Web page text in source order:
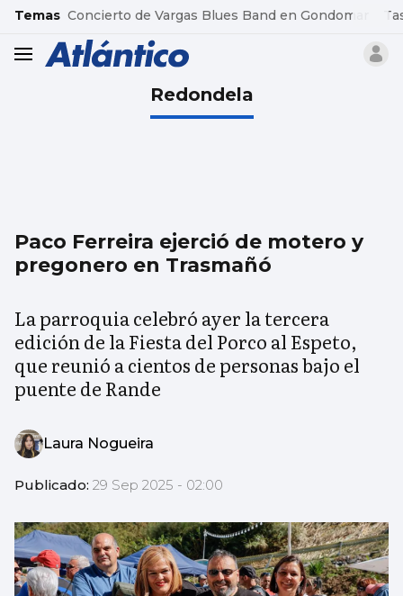
common.go-to-content
Temas Concierto de Vargas Blues Band en Gondomar
header.menu.open
Redondela
Paco Ferreira ejerció de motero y
pregonero en Trasmañó
La parroquia celebró ayer la tercera
edición de la Fiesta del Porco al Espeto,
que reunió a cientos de personas bajo el
puente de Rande
Laura Nogueira
Publicado: 29 Sep 2025 - 02:00